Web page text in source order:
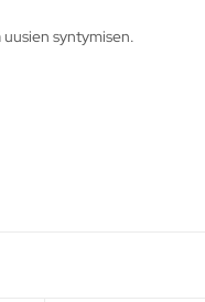
syntymisen.